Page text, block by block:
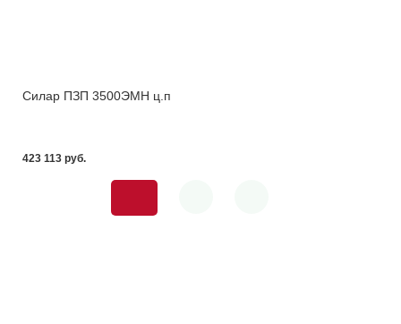
Силар ПЗП 3500ЭМН ц.п
423 113 pуб.